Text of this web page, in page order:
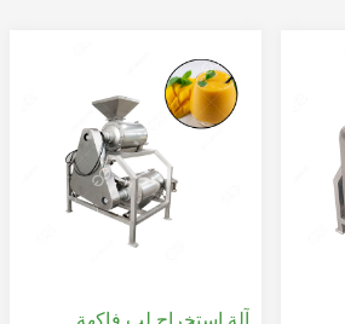
آلة استخراج لب فاكهة